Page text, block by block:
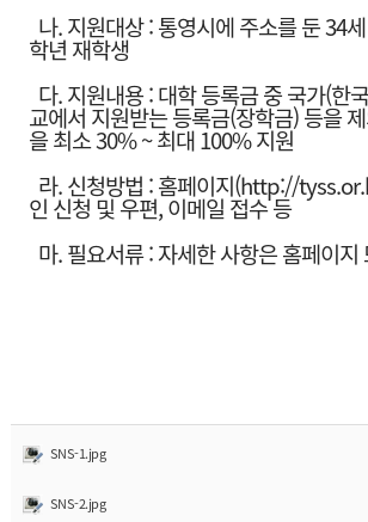
나. 지원대상 : 통영시에 주소를 둔 34
학년 재학생
다. 지원내용 : 대학 등록금 중 국가(한
교에서 지원받는 등록금(장학금) 등을
을 최소 30% ~ 최대 100% 지원
라. 신청방법 : 홈페이지(http://
인 신청 및 우편, 이메일 접수 등
마. 필요서류 : 자세한 사항은 홈페이
SNS-1.jpg
SNS-2.jpg